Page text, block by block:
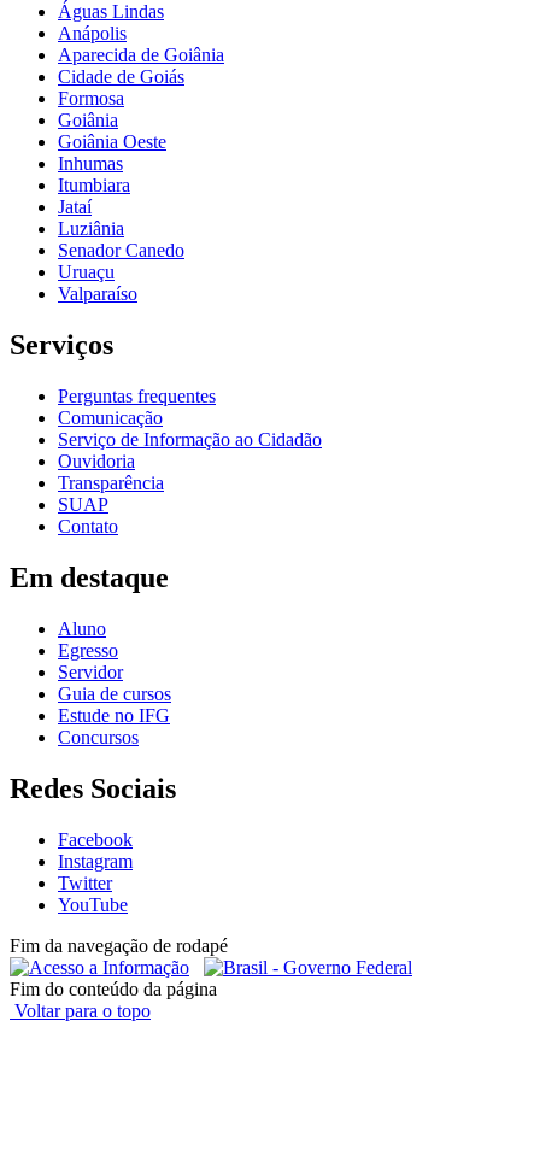
Águas Lindas
Anápolis
Aparecida de Goiânia
Cidade de Goiás
Formosa
Goiânia
Goiânia Oeste
Inhumas
Itumbiara
Jataí
Luziânia
Senador Canedo
Uruaçu
Valparaíso
Serviços
Perguntas frequentes
Comunicação
Serviço de Informação ao Cidadão
Ouvidoria
Transparência
SUAP
Contato
Em destaque
Aluno
Egresso
Servidor
Guia de cursos
Estude no IFG
Concursos
Redes Sociais
Facebook
Instagram
Twitter
YouTube
Fim da navegação de rodapé
Fim do conteúdo da página
Voltar para o topo